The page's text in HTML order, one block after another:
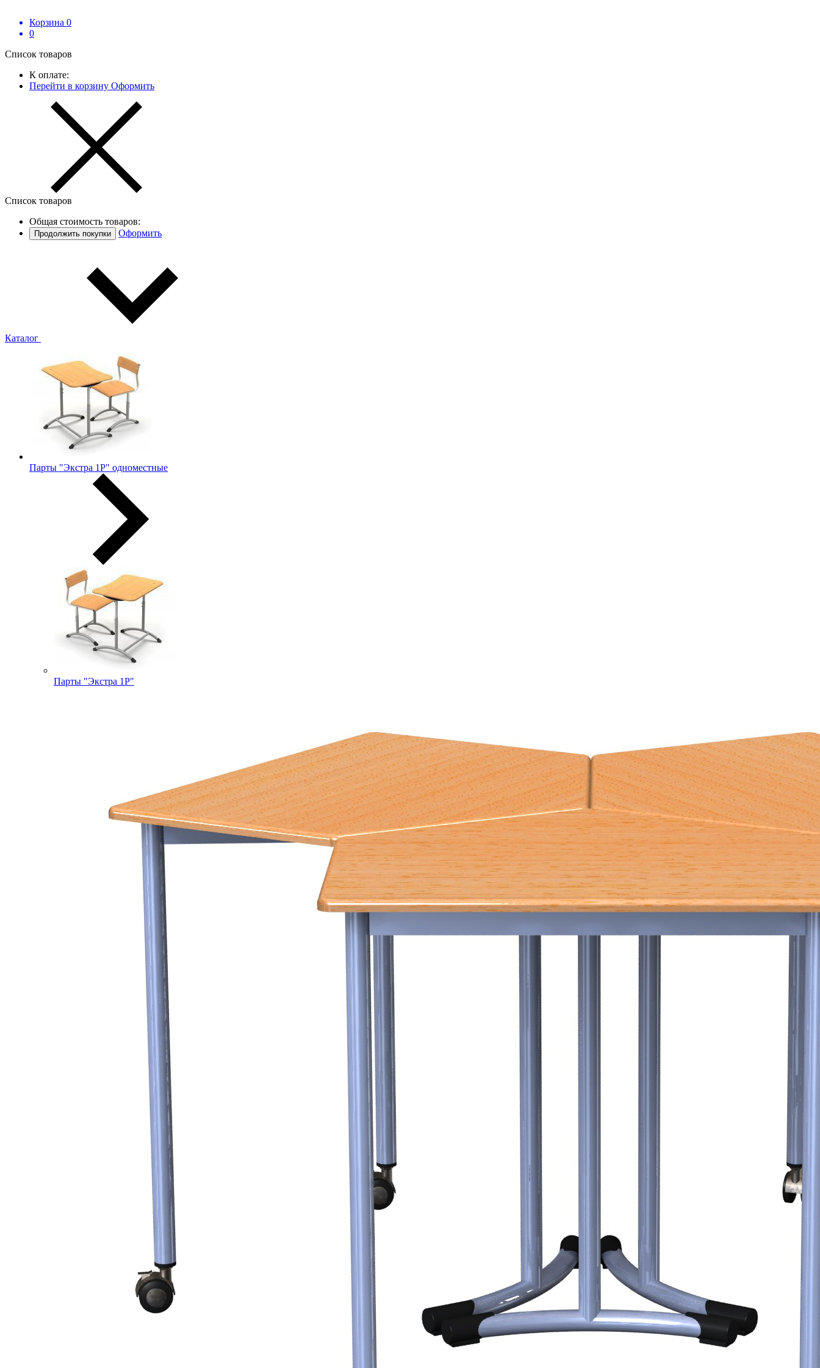
Корзина 0
0
Список товаров
К оплате:
Перейти в корзину Оформить
Список товаров
Общая стоимость товаров:
Продолжить покупки Оформить
Каталог
Парты "Экстра 1Р" одноместные
Парты "Экстра 1Р"